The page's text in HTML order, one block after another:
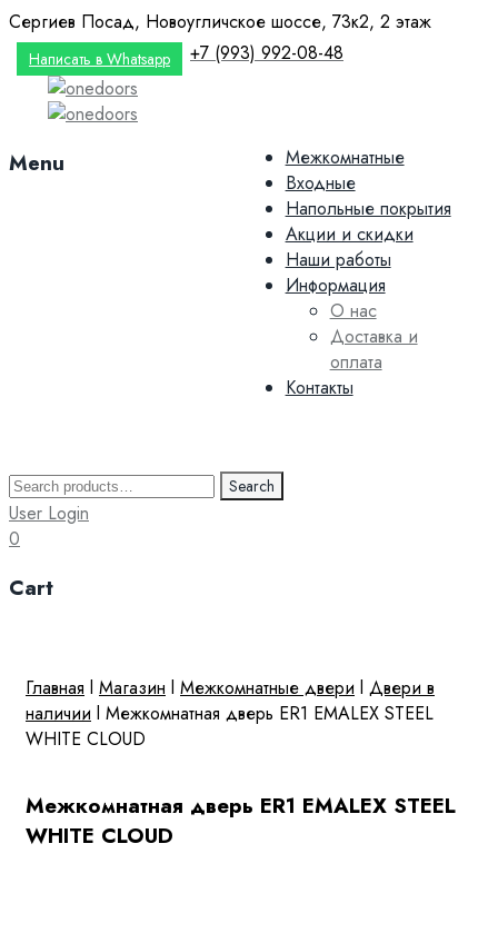
Сергиев Посад, Новоугличское шоссе, 73к2, 2 этаж
Написать в Whatsapp +7 (993) 992-08-48
Menu
content
Межкомнатные
Входные
Напольные покрытия
Акции и скидки
Наши работы
Информация
О нас
Доставка и
оплата
Контакты
Search
for:
Search
User Login
0
Cart
Межкомнатная дверь ER1 EMALEX STEEL
WHITE CLOUD
Главная l Магазин l Межкомнатные двери l Двери в
наличии l Межкомнатная дверь ER1 EMALEX STEEL
WHITE CLOUD